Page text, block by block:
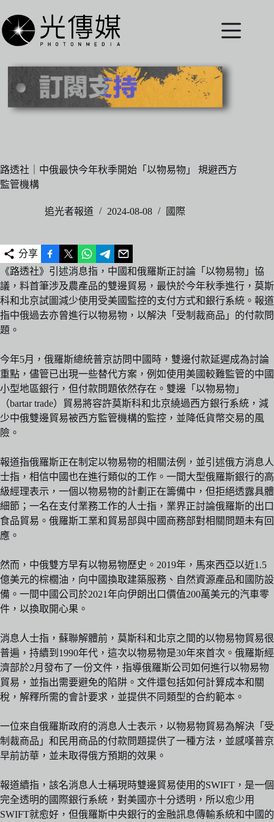
至
主
內
路透社｜中俄最快今年秋季開始「以物易物」 規避西方
監管機構
追光者報道 2024-08-08 國際
分享
《路透社》引述消息指，中國和俄羅斯正討論「以物易物」協
議，料首筆涉及農產品的雙邊貿易，最快於今年秋季進行，莫斯
科和北京試圖減少使用受美國監控的支付方式和銀行系統。報道
指中俄過去亦曾進行以物易物，以解決「受制裁商品」的付款問
題。
今年5月，俄羅斯總統普京訪問中國時，雙邊付款延遲成為討論
重點，儘管已出現一些替代方案，例如使用美國較難監管的中國
小型地區銀行，但付款問題依然存在。雙邊「以物易物」
（bartar trade）貿易將容許莫斯科和北京繞過西方銀行系統，減
少中俄雙邊貿易被西方監管機構的監控，並降低貨幣交易的風
險。
報道指俄羅斯正在制定以物易物的相關法例，並引述俄方消息人
士指，相信中國也在進行類似的工作。一間大型俄羅斯銀行的高
級經理表示，一個以物易物的計劃正在籌備中，但拒絕透露具體
細節；一名在支付業務工作的人士指，業界正討論俄羅斯的出口
食品貿易。俄羅斯工業和貿易部與中國商務部對相關問題未有回
應。
然而，中俄雙方早有以物易物歷史。2019年，馬來西亞以近1.5
億美元的棕櫚油，向中國換取建築服務、自然資源產品和國防設
備。一間中國公司於2021年向伊朗出口價值200萬美元的汽車零
件，以換取開心果。
消息人士指，蘇聯解體前，莫斯科和北京之間的以物易物貿易很
普遍，持續到1990年代，這次以物易物是30年來首次。俄羅斯經
濟部於2月發布了一份文件，指導俄羅斯公司如何進行以物易物
貿易，並指出需要避免的陷阱。文件還包括如何計算成本和關
稅，解釋所需的會計要求，並提供不同類型的合約範本。
一位來自俄羅斯政府的消息人士表示，以物易物貿易為解決「受
制裁商品」和民用商品的付款問題提供了一種方法，並感嘆普京
早前訪華，並未取得俄方預期的效果。
報道續指，該名消息人士稱現時雙邊貿易使用的SWIFT，是一個
完全透明的國際銀行系統，對美國亦十分透明，所以愈少用
SWIFT就愈好，但俄羅斯中央銀行的金融訊息傳輸系統和中國的